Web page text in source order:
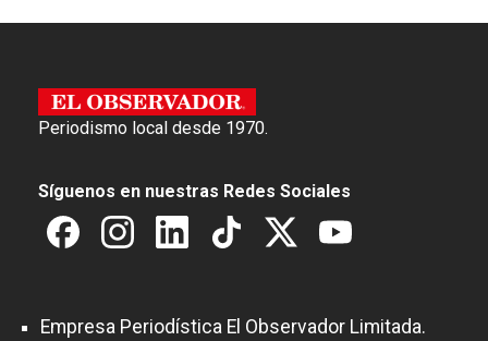
Periodismo local desde 1970.
Síguenos en nuestras Redes Sociales
Empresa Periodística El Observador Limitada.